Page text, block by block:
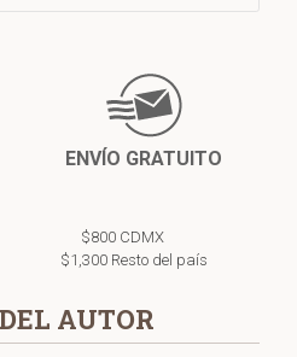
ENVÍO GRATUITO
$800 CDMX
$1,300 Resto del país
AUTOR